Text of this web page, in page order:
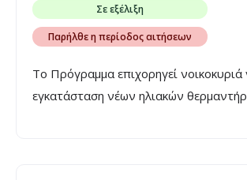
Σε εξέλιξη
Παρήλθε η περίοδος αιτήσεων
Το Πρόγραμμα επιχορηγεί νοικοκυριά
εγκατάσταση νέων ηλιακών